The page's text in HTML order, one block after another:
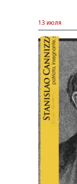
13 июля